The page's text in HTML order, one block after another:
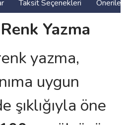
Taksit Seçenekleri
Yazma
yazma,
uygun
şıklığıyla öne